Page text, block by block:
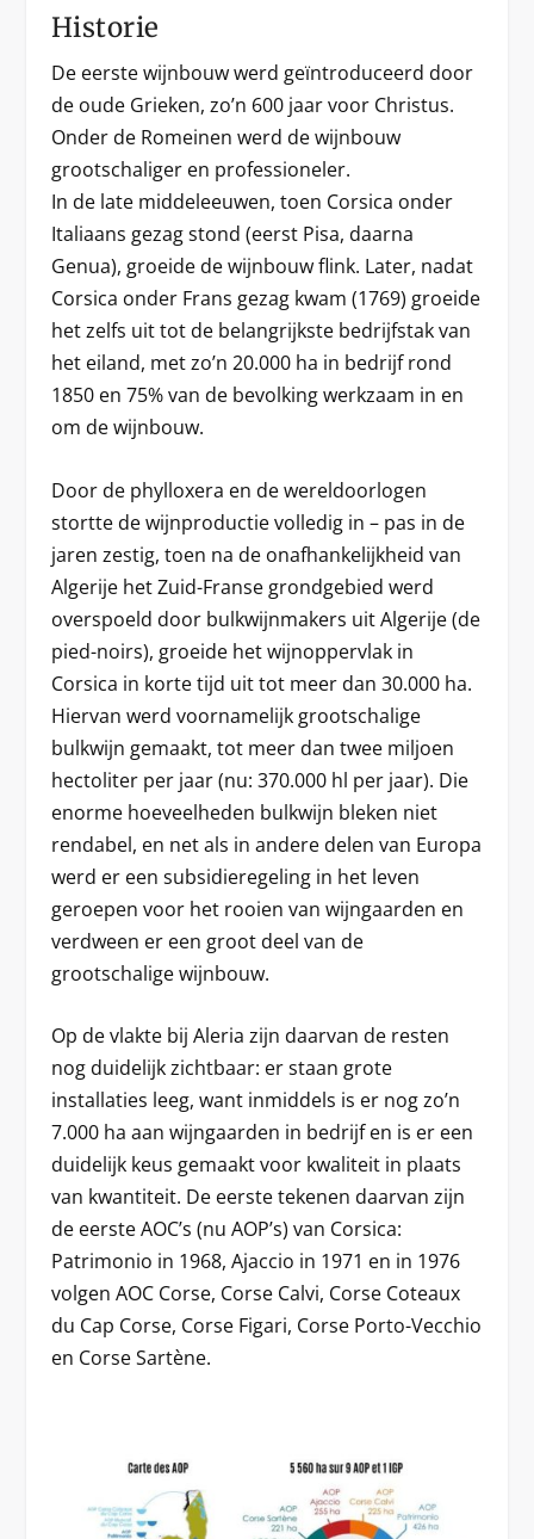
Historie
De eerste wijnbouw werd geïntroduceerd door
de oude Grieken, zo’n 600 jaar voor Christus.
Onder de Romeinen werd de wijnbouw
grootschaliger en professioneler.
In de late middeleeuwen, toen Corsica onder
Italiaans gezag stond (eerst Pisa, daarna
Genua), groeide de wijnbouw flink. Later, nadat
Corsica onder Frans gezag kwam (1769) groeide
het zelfs uit tot de belangrijkste bedrijfstak van
het eiland, met zo’n 20.000 ha in bedrijf rond
1850 en 75% van de bevolking werkzaam in en
om de wijnbouw.
Door de phylloxera en de wereldoorlogen
stortte de wijnproductie volledig in – pas in de
jaren zestig, toen na de onafhankelijkheid van
Algerije het Zuid-Franse grondgebied werd
overspoeld door bulkwijnmakers uit Algerije (de
pied-noirs), groeide het wijnoppervlak in
Corsica in korte tijd uit tot meer dan 30.000 ha.
Hiervan werd voornamelijk grootschalige
bulkwijn gemaakt, tot meer dan twee miljoen
hectoliter per jaar (nu: 370.000 hl per jaar). Die
enorme hoeveelheden bulkwijn bleken niet
rendabel, en net als in andere delen van Europa
werd er een subsidieregeling in het leven
geroepen voor het rooien van wijngaarden en
verdween er een groot deel van de
grootschalige wijnbouw.
Op de vlakte bij Aleria zijn daarvan de resten
nog duidelijk zichtbaar: er staan grote
installaties leeg, want inmiddels is er nog zo’n
7.000 ha aan wijngaarden in bedrijf en is er een
duidelijk keus gemaakt voor kwaliteit in plaats
van kwantiteit. De eerste tekenen daarvan zijn
de eerste AOC’s (nu AOP’s) van Corsica:
Patrimonio in 1968, Ajaccio in 1971 en in 1976
volgen AOC Corse, Corse Calvi, Corse Coteaux
du Cap Corse, Corse Figari, Corse Porto-Vecchio
en Corse Sartène.